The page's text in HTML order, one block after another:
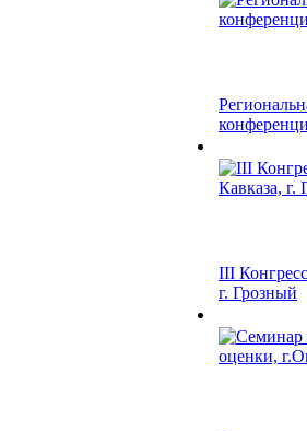
III
г. Грозный